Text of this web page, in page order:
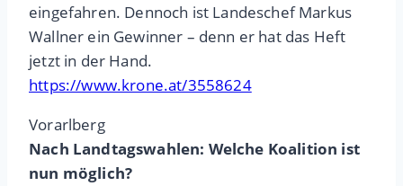
eingefahren. Dennoch ist Landeschef Markus
Wallner ein Gewinner – denn er hat das Heft
jetzt in der Hand.
https://www.krone.at/3558624
Vorarlberg
Nach Landtagswahlen: Welche Koalition ist
nun möglich?